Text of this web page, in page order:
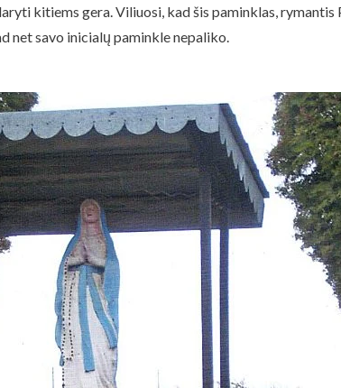
kitiems gera. Viliuosi, kad šis paminklas,
net savo inicialų paminkle nepaliko.